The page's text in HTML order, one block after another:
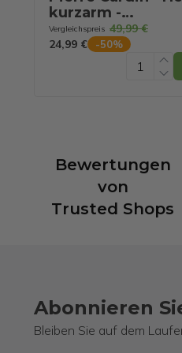
kurzarm -
Marine/Weiß -
L
Vergleichspreis 49,99 €
24,99 €
-50%
Bewertungen
von
Trusted Shops
Abonnieren
Bleiben Sie auf dem